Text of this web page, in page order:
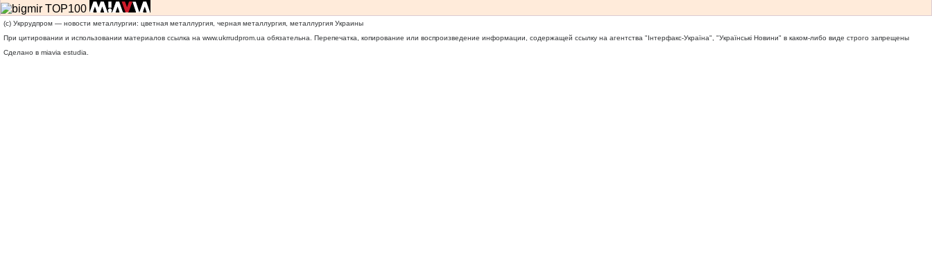
(c) Укррудпром — новости металлургии: цветная металлургия, черная металлургия, металлургия Украины
При цитировании и использовании материалов ссылка на www.ukrrudprom.ua обязательна. Перепечатка, копирование или воспроизведение информации, содержащей ссылку на агентства "Iнтерфакс-Україна", "Українськi Новини" в каком-либо виде строго запрещены
Сделано в miavia estudia.